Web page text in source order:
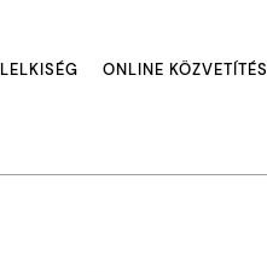
LELKISÉG ONLINE KÖZVETÍTÉS